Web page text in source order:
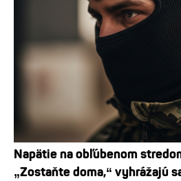
Napätie na obľúbenom
„Zostaňte doma,“ vyhrážajú